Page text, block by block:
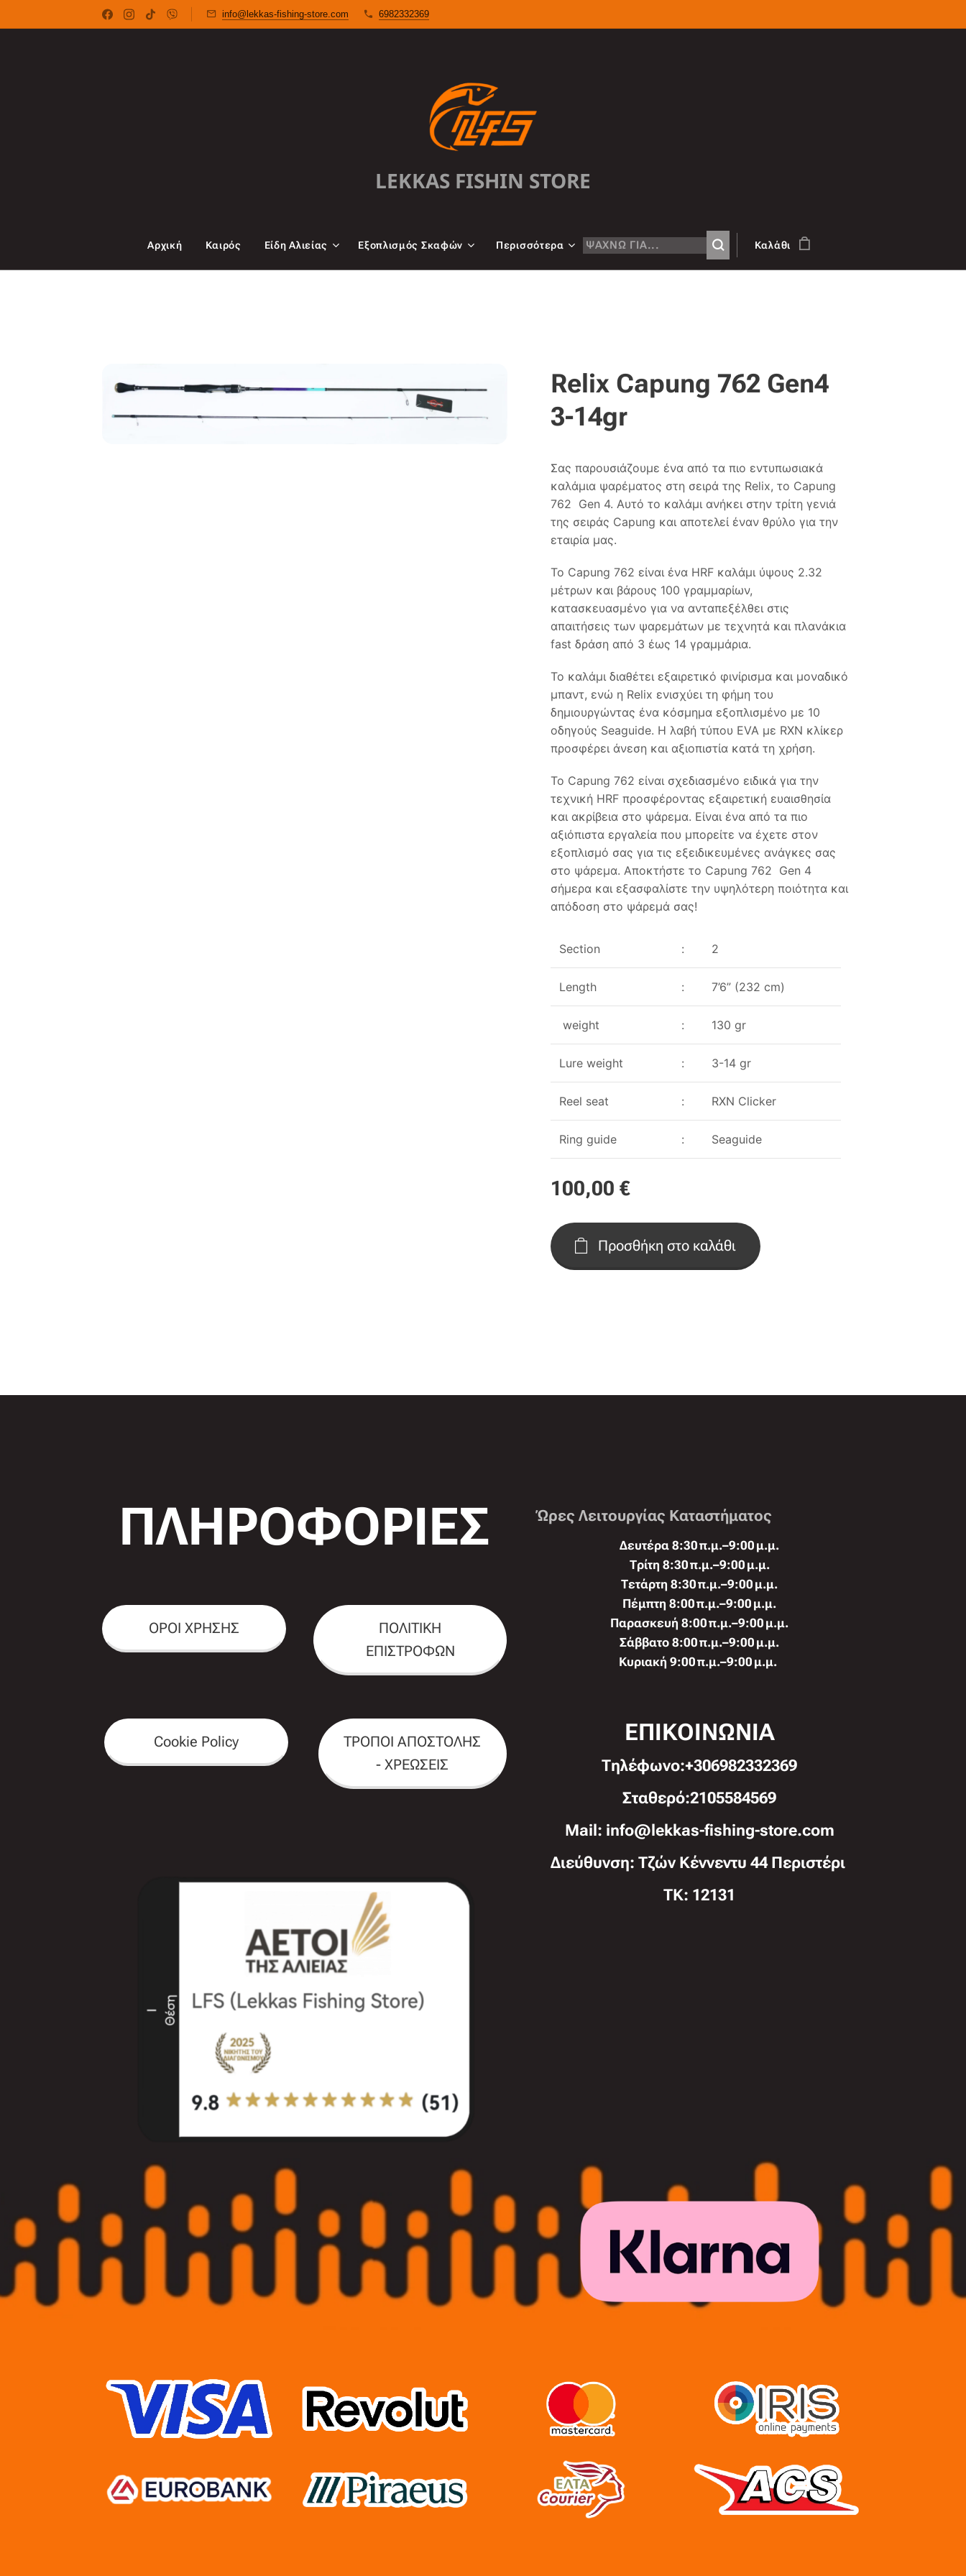
info@lekkas-fishing-store.com 6982332369
LEKKAS FISHIN STORE
Αρχική Καιρός Είδη Αλιείας Εξoπλισμός Σκαφών Περισσότερα Καλάθι
Relix Capung 762 Gen4
3-14gr
Σας παρουσιάζουμε ένα από τα πιο εντυπωσιακά
καλάμια ψαρέματος στη σειρά της Relix, το Capung
762 Gen 4. Αυτό το καλάμι ανήκει στην τρίτη γενιά
της σειράς Capung και αποτελεί έναν θρύλο για την
εταιρία μας.
Το Capung 762 είναι ένα HRF καλάμι ύψους 2.32
μέτρων και βάρους 100 γραμμαρίων,
κατασκευασμένο για να ανταπεξέλθει στις
απαιτήσεις των ψαρεμάτων με τεχνητά και πλανάκια
fast δράση από 3 έως 14 γραμμάρια.
Το καλάμι διαθέτει εξαιρετικό φινίρισμα και μοναδικό
μπαντ, ενώ η Relix ενισχύει τη φήμη του
δημιουργώντας ένα κόσμημα εξοπλισμένο με 10
οδηγούς Seaguide. Η λαβή τύπου EVA με RXN κλίκερ
προσφέρει άνεση και αξιοπιστία κατά τη χρήση.
Το Capung 762 είναι σχεδιασμένο ειδικά για την
τεχνική HRF προσφέροντας εξαιρετική ευαισθησία
και ακρίβεια στο ψάρεμα. Είναι ένα από τα πιο
αξιόπιστα εργαλεία που μπορείτε να έχετε στον
εξοπλισμό σας για τις εξειδικευμένες ανάγκες σας
στο ψάρεμα. Αποκτήστε το Capung 762 Gen 4
σήμερα και εξασφαλίστε την υψηλότερη ποιότητα και
απόδοση στο ψάρεμά σας!
Section : 2
Length : 7’6” (232 cm)
weight : 130 gr
Lure weight : 3-14 gr
Reel seat : RXN Clicker
Ring guide : Seaguide
100,00 €
Προσθήκη στο καλάθι
ΠΛΗΡΟΦΟΡΙΕΣ
ΟΡΟΙ ΧΡΗΣΗΣ
ΠΟΛΙΤΙΚΗ
ΕΠΙΣΤΡΟΦΩΝ
Cookie Policy
ΤΡΟΠΟΙ ΑΠΟΣΤΟΛΗΣ
- ΧΡΕΩΣΕΙΣ
Ώρες Λειτουργίας Καταστήματος
Δευτέρα 8:30 π.μ.–9:00 μ.μ.
Τρίτη 8:30 π.μ.–9:00 μ.μ.
Τετάρτη 8:30 π.μ.–9:00 μ.μ.
Πέμπτη 8:00 π.μ.–9:00 μ.μ.
Παρασκευή 8:00 π.μ.–9:00 μ.μ.
Σάββατο 8:00 π.μ.–9:00 μ.μ.
Κυριακή 9:00 π.μ.–9:00 μ.μ.
ΕΠΙΚΟΙΝΩΝΙΑ
Τηλέφωνo:+306982332369
Σταθερό:2105584569
Mail: info@lekkas-fishing-store.com
Διεύθυνση: Τζών Κέννεντυ 44 Περιστέρι
TK: 12131